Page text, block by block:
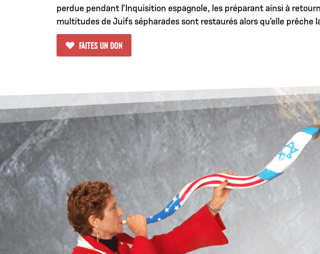
perdue pendant l’Inquisition espagnole, les préparant ainsi à
multitudes de Juifs sépharades sont restaurés alors qu’elle prêche la
FAITES UN DON